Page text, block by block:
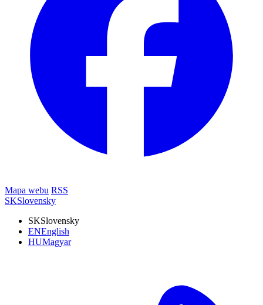
Mapa webu RSS
SKSlovensky
SKSlovensky
ENEnglish
HUMagyar